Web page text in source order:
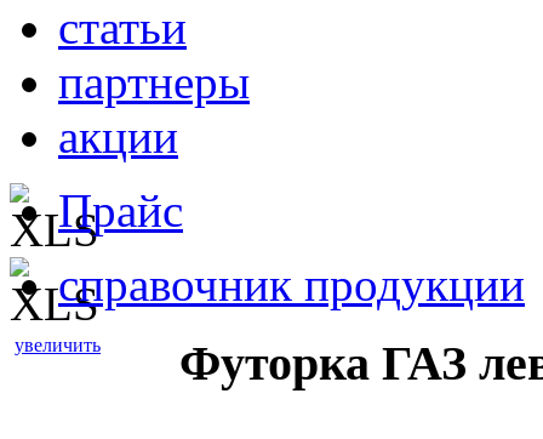
статьи
партнеры
акции
Прайс
справочник продукции
увеличить Футорка ГАЗ